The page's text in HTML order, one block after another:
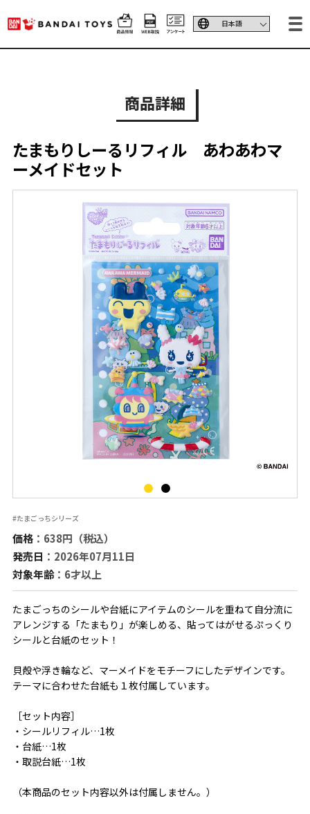
商品詳細
たまもりしーるリフィル あわあわマ
ーメイドセット
#たまごっちシリーズ
価格：638円（税込）
発売日 ：2026年07月11日
対象年齢：6才以上
たまごっちのシールや台紙にアイテムのシールを重ねて自分流に
アレンジする「たまもり」が楽しめる、貼ってはがせるぷっくり
シールと台紙のセット！
貝殻や浮き輪など、マーメイドをモチーフにしたデザインです。
テーマに合わせた台紙も１枚付属しています。
［セット内容］
・シールリフィル…1枚
・台紙…1枚
・取説台紙…1枚
（本商品のセット内容以外は付属しません。）